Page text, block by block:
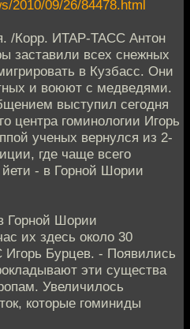
2010/09/26/84478.html
/Корр. ИТАР-ТАСС Антон
заставили всех снежных
в Кузбасс. Они
и воюют с медведями.
выступил сегодня
центра гоминологии Игорь
ученых вернулся из 2-
где чаще всего
- в Горной Шории
Горной Шории
их здесь около 30
Бурцев. - Появились
эти существа
Увеличилось
которые гоминиды